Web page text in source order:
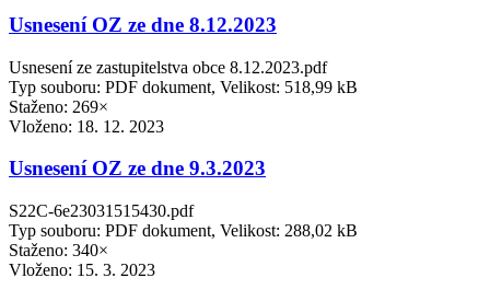
Usnesení OZ ze dne 8.12.2023
Usnesení ze zastupitelstva obce 8.12.2023.pdf
Typ souboru: PDF dokument, Velikost: 518,99 kB
Staženo: 269×
Vloženo: 18. 12. 2023
Usnesení OZ ze dne 9.3.2023
S22C-6e23031515430.pdf
Typ souboru: PDF dokument, Velikost: 288,02 kB
Staženo: 340×
Vloženo: 15. 3. 2023